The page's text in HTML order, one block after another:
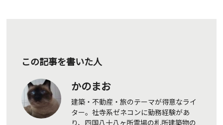
この記事を書いた人
かのまお
建築・不動産・旅のテーマが得意なライ
ター。社寺系ゼネコンに勤務経験があ
り、四国八十八ヶ所霊場の札所建築物の